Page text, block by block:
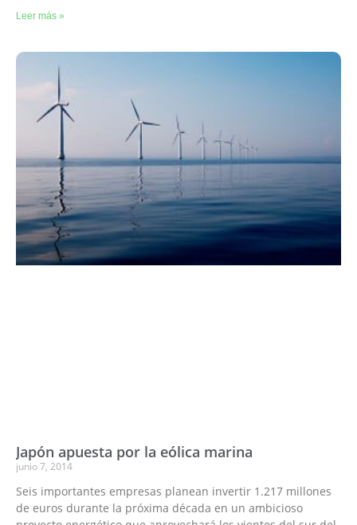
Leer más »
Japón apuesta por la eólica marina
junio 7, 2014
Seis importantes empresas planean invertir 1.217 millones
de euros durante la próxima década en un ambicioso